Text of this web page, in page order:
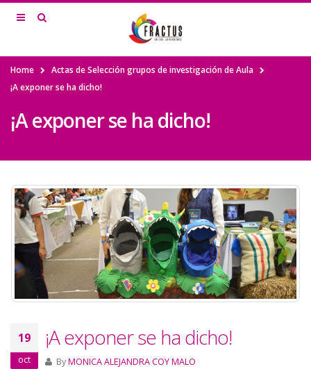
Home
Actas de Selección grupos de investigación de Aula
¡A exponer se ha dicho!
¡A exponer se ha dicho!
19
oct
¡A exponer se ha dicho!
ByMONICA ALEJANDRA COY MALO